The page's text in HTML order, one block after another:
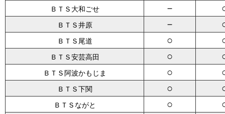
ＢＴＳ大和ごせ －
ＢＴＳ井原 －
ＢＴＳ尾道 ○
ＢＴＳ安芸高田 ○
ＢＴＳ阿波かもじま ○
ＢＴＳ下関 ○
ＢＴＳながと ○